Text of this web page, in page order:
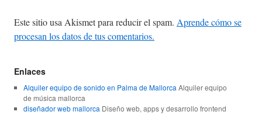
Este sitio usa Akismet para reducir el spam. Aprende cómo se
procesan los datos de tus comentarios.
Enlaces
Alquiler equipo de sonido en Palma de Mallorca Alquiler equipo
de música mallorca
diseñador web mallorca Diseño web, apps y desarrollo frontend